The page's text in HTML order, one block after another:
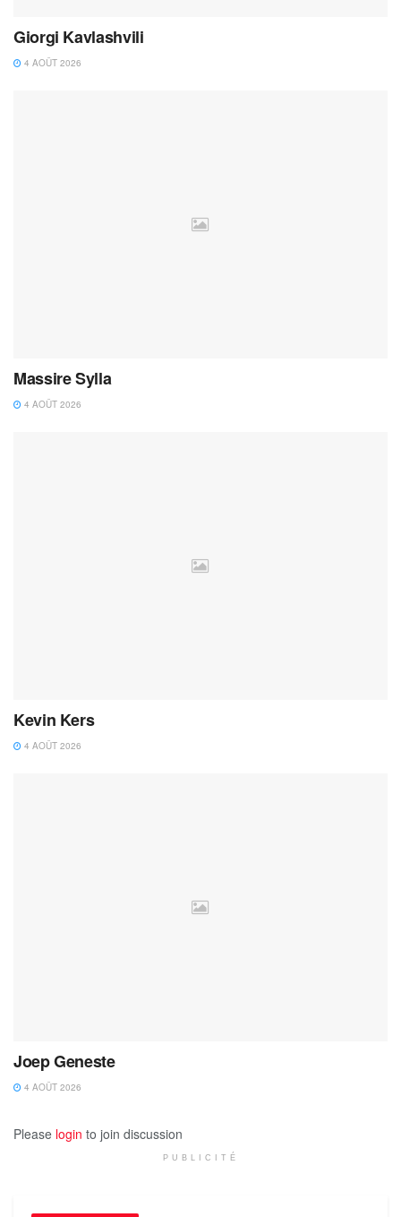
Giorgi Kavlashvili
4 AOÛT 2026
Massire Sylla
4 AOÛT 2026
Kevin Kers
4 AOÛT 2026
Joep Geneste
4 AOÛT 2026
Please login to join discussion
PUBLICITÉ